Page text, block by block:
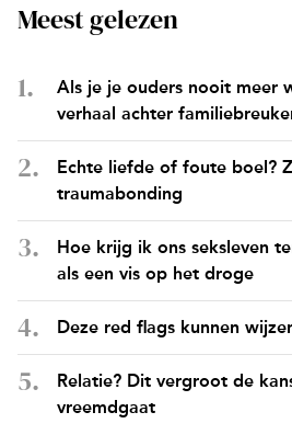
Meest gelezen
Als je je ouders nooit meer
verhaal achter
Echte liefde of foute boel?
traumabonding
Hoe krijg ik ons seksleven
als een vis op het droge
Deze red flags kunnen
Relatie? Dit vergroot de
vreemdgaat